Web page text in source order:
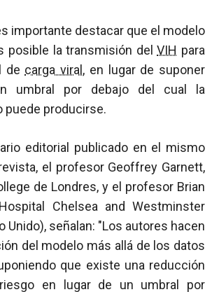
importante destacar que el modelo
posible la transmisión delVIH para
de carga viral , en lugar de suponer
umbral por debajo del cual la
puede producirse.
editorial publicado en el mismo
el profesor Geoffrey Garnett,
de Londres, y el profesor Brian
Chelsea and Westminster
Unido), señalan: "Los autores hacen
del modelo más allá de los datos
que existe una reducción
en lugar de un umbral por